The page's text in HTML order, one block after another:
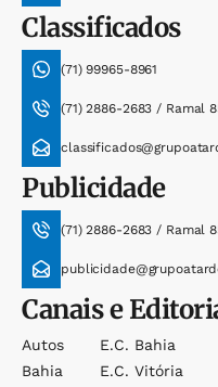
Classificados
(71) 99965-8961
(71) 2886-2683 / Ramal
Publicidade
(71) 2886-2683 / Ramal
Canais e
Autos
Bahia
E.c. Bahia
E.c. Vitória